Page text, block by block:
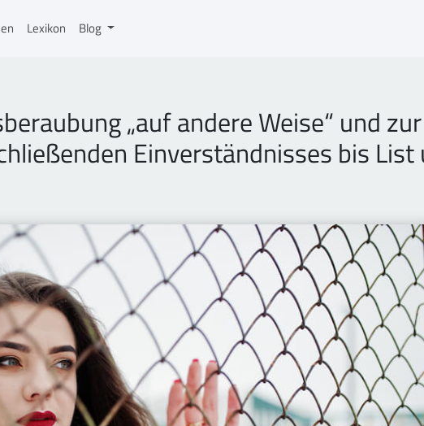
Lexikon Blog
„auf andere Weise“ und
Einverständnisses bis List